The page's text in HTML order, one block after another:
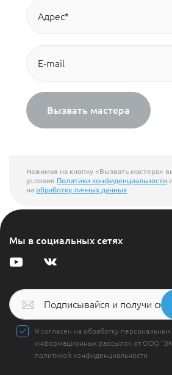
Вызвать мастера
Нажимая на кнопку «Вызвать мастера»
условия Политики конфиденциальности
наобработку личных данных
Мы в социальных сетях
Я согласен на обработку
информационных рассылок от ООО
политикой конфиденциальности